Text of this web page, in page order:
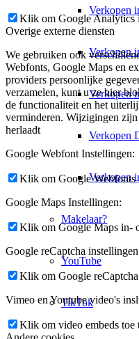
Verkopen
Verkopen
Verkopen
Verkopen
Verkopen
Makelaar?
YouTube
TikTok
Klik om Google Analytics
Overige externe diensten
We gebruiken ook
Webfonts, Google Maps en
providers persoonlijke
verzamelen, kunt u ze hier
de functionaliteit en het
verminderen. Wijzigingen
herlaadt
Google Webfont Instellingen:
Klik om Google Webfonts
Google Maps Instellingen:
Klik om Google Maps in-
Google reCaptcha
Klik om Google
Vimeo en Youtube video's
Klik om video embeds toe